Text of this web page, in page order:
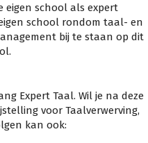
eigen school als expert
school rondom taal- en
bij te staan op dit
Expert Taal. Wil je na deze
voor Taalverwerving,
kan ook: